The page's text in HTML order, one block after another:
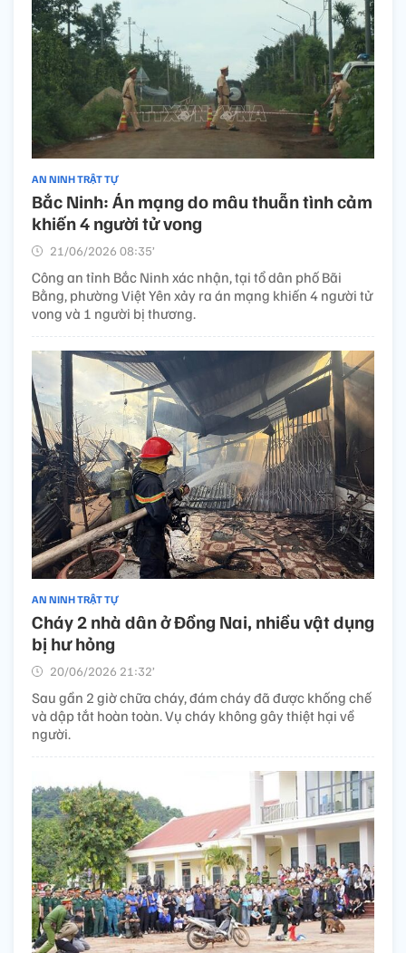
AN NINH TRẬT TỰ
Bắc Ninh: Án mạng do mâu thuẫn tình cảm
khiến 4 người tử vong
21/06/2026 08:35’
Công an tỉnh Bắc Ninh xác nhận, tại tổ dân phố Bãi
Bằng, phường Việt Yên xảy ra án mạng khiến 4 người tử
vong và 1 người bị thương.
AN NINH TRẬT TỰ
Cháy 2 nhà dân ở Đồng Nai, nhiều vật dụng
bị hư hỏng
20/06/2026 21:32’
Sau gần 2 giờ chữa cháy, đám cháy đã được khống chế
và dập tắt hoàn toàn. Vụ cháy không gây thiệt hại về
người.